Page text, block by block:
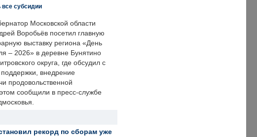
все субсидии
Московской области
Воробьёв посетил главную
выставку региона «День
– 2026» в деревне Бунятино
округа, где обсудил с
внедрение
продовольственной
сообщили в пресс-службе
рекорд по сборам уже